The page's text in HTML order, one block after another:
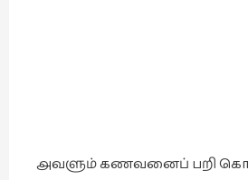
அவளும் கணவனைப் பறி